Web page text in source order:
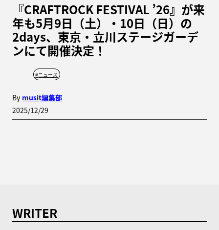
『CRAFTROCK FESTIVAL ’26』が来
年も5月9日（土）・10日（日）の
2days、東京・立川ステージガーデ
ンにて開催決定！
#ニュース
By musit編集部
2025/12/29
WRITER